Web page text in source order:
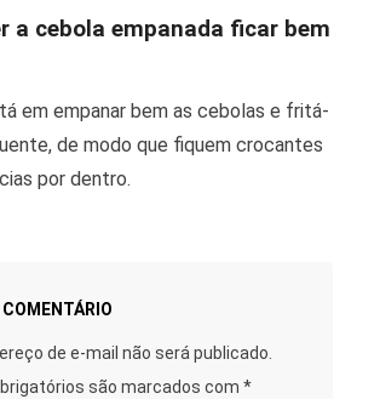
a cebola empanada ficar bem
em empanar bem as cebolas e fritá-
de modo que fiquem crocantes
por dentro.
COMENTÁRIO
de e-mail não será publicado.
são marcados com *